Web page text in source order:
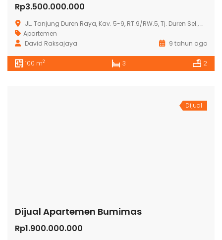
Rp3.500.000.000
JL. Tanjung Duren Raya, Kav. 5-9, RT.9/RW.5, Tj. Duren Sel., Grogol petamburan, Kota Jakarta Barat, Daerah Khusus Ibukota Jakarta 11470, Indonesia
Apartemen
David Raksajaya
9 tahun ago
100 m2 3 2
Dijual
Dijual Apartemen Bumimas
Rp1.900.000.000